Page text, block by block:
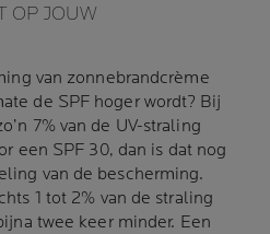
OP JOUW
van zonnebrandcrème
de SPF hoger wordt? Bij
7% van de UV-straling
een SPF 30, dan is dat nog
van de bescherming.
1 tot 2% van de straling
twee keer minder. Een